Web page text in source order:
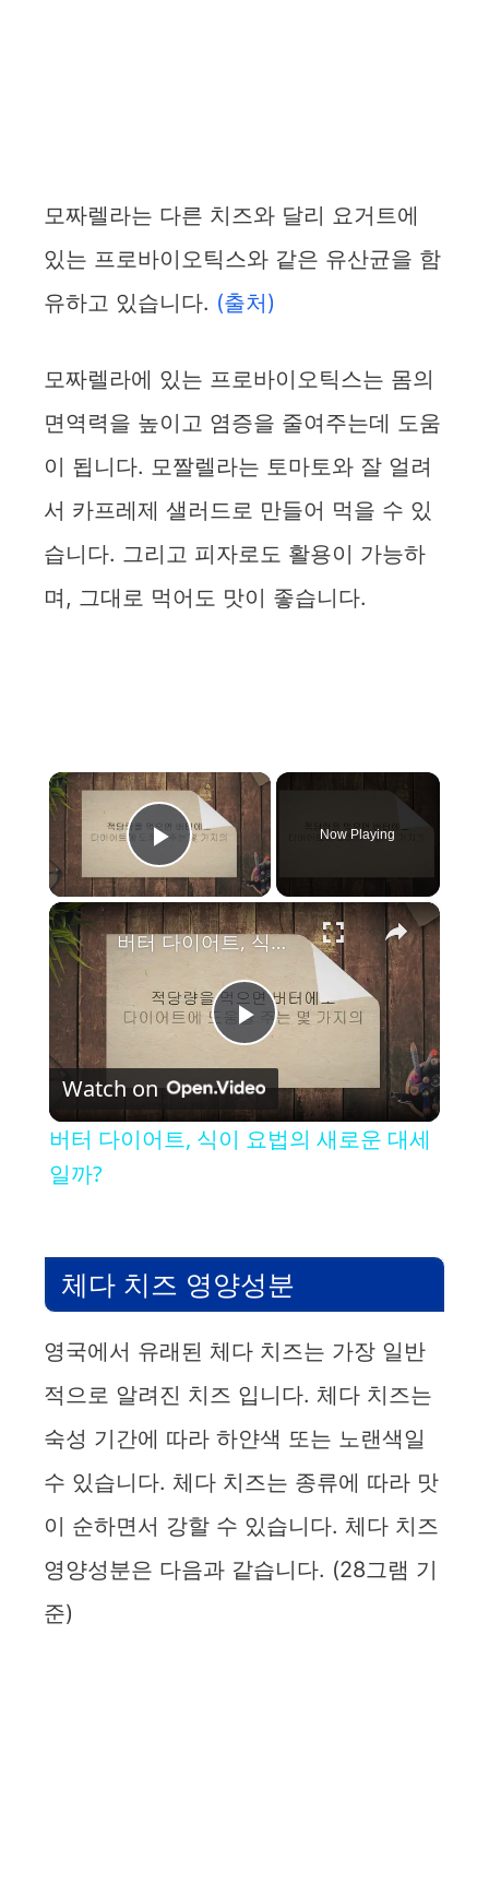
모짜렐라는 다른 치즈와 달리 요거트에
있는 프로바이오틱스와 같은 유산균을 함
유하고 있습니다. (출처)
모짜렐라에 있는 프로바이오틱스는 몸의
면역력을 높이고 염증을 줄여주는데 도움
이 됩니다. 모짤렐라는 토마토와 잘 얼려
서 카프레제 샐러드로 만들어 먹을 수 있
습니다. 그리고 피자로도 활용이 가능하
며, 그대로 먹어도 맛이 좋습니다.
×
Play Video
Now Playing
×
P
l
V
i
d
e
o
버터 다이어트, 식이 요법의 새로운 대세일까?
Watch on
버터 다이어트, 식이 요법의 새로운 대세
일까?
체다 치즈 영양성분
영국에서 유래된 체다 치즈는 가장 일반
적으로 알려진 치즈 입니다. 체다 치즈는
숙성 기간에 따라 하얀색 또는 노랜색일
수 있습니다. 체다 치즈는 종류에 따라 맛
이 순하면서 강할 수 있습니다. 체다 치즈
영양성분은 다음과 같습니다. (28그램 기
준)